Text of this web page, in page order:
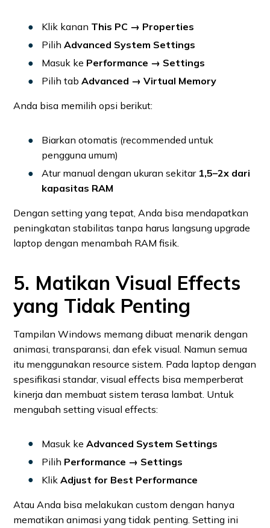
Klik kanan This PC → Properties
PilihAdvanced System Settings
Masuk ke Performance → Settings
Pilih tabAdvanced → Virtual Memory
Anda bisa memilih opsi berikut:
Biarkan otomatis (recommended untuk
pengguna umum)
Atur manual dengan ukuran sekitar 1,5–2x dari
kapasitas RAM
Dengan setting yang tepat, Anda bisa mendapatkan
peningkatan stabilitas tanpa harus langsung upgrade
laptop dengan menambah RAM fisik.
5. Matikan Visual Effects
yang Tidak Penting
Tampilan Windows memang dibuat menarik dengan
animasi, transparansi, dan efek visual. Namun semua
itu menggunakan resource sistem. Pada laptop dengan
spesifikasi standar, visual effects bisa memperberat
kinerja dan membuat sistem terasa lambat. Untuk
mengubah setting visual effects:
Masuk keAdvanced System Settings
Pilih Performance → Settings
KlikAdjust for Best Performance
Atau Anda bisa melakukan custom dengan hanya
mematikan animasi yang tidak penting. Setting ini